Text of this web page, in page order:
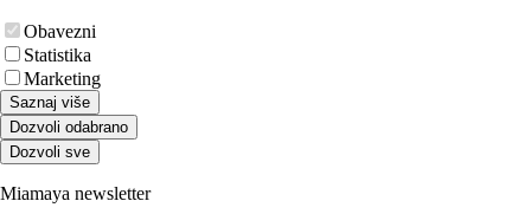
Obavezni
Statistika
Marketing
Saznaj više
Dozvoli odabrano
Dozvoli sve
Miamaya newsletter